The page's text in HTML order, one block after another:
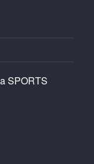
SPORTS